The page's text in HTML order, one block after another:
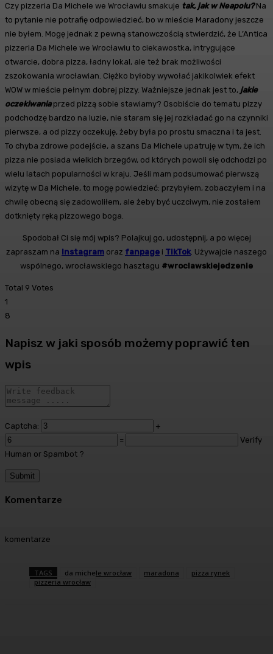
Czy pizzeria Da Michele we Wrocławiu smakuje tak, jak w Neapolu?Na
to pytanie nie potrafię odpowiedzieć, bo w mieście Maradony jeszcze
nie byłem. Mogę jednak z pewną stanowczością stwierdzić, że L’Antica
pizzeria Da Michele we Wrocławiu to ciekawostka, intrygujące
otwarcie, dobra pizza, ładny lokal, ale też brak możliwości
zszokowania wrocławian. Ciężko byłoby wywołać jakikolwiek efekt
WOW w mieście pełnym dobrej pizzy. Ważniejsze jednak jest to, jakie
oczekiwaniaprzed pizzą sobie stawiamy? Osobiście do tematu pizzy
podchodzę bardzo na luzie, nie staram się jej rozkładać go na czynniki
pierwsze, a od pizzy oczekuję, żeby była po prostu smaczna i ta jest.
To chyba zdrowe podejście, a szans Da Michele upatruję w tym, że ich
pizza nie posiada wielkich brzegów, od których powoli się odchodzi po
wielu latach popularności w kraju. Jeśli mam podsumować pierwszą
wizytę w Da Michele, to mogę powiedzieć: przybyłem, zobaczyłem i na
chwilę obecną się zadowoliłem, ale żeby być uczciwym, nie zostałem
dotknięty ręką pizzowego boga.
Spodobał Ci się mój wpis? Polajkuj go, udostępnij, a po więcej
zapraszam na Instagram oraz fanpage i TikTok . Używajcie naszego
wspólnego, wrocławskiego hasztagu #wroclawskiejedzenie
Total 9 Votes
1
8
Napisz w jaki sposób możemy poprawić ten
wpis
Captcha:
+
=
Verify
Human or Spambot ?
Komentarze
komentarze
TAGS da michele wrocław maradona
pizza rynek
pizzeria wrocław